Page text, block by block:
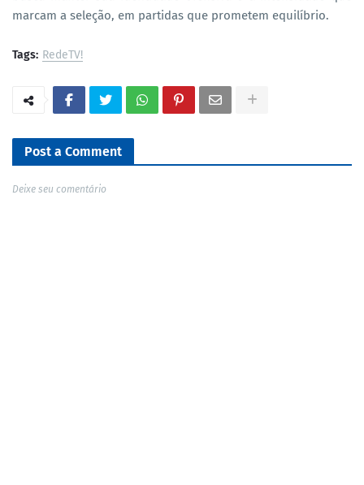
marcam a seleção, em partidas que prometem equilíbrio.
Tags: RedeTV!
Post a Comment
Deixe seu comentário